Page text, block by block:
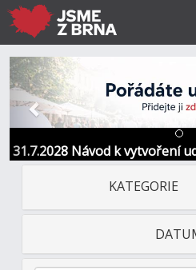
31.7.2028 Návod k vytvoření
kontakt
Předchozí
KATEGORIE